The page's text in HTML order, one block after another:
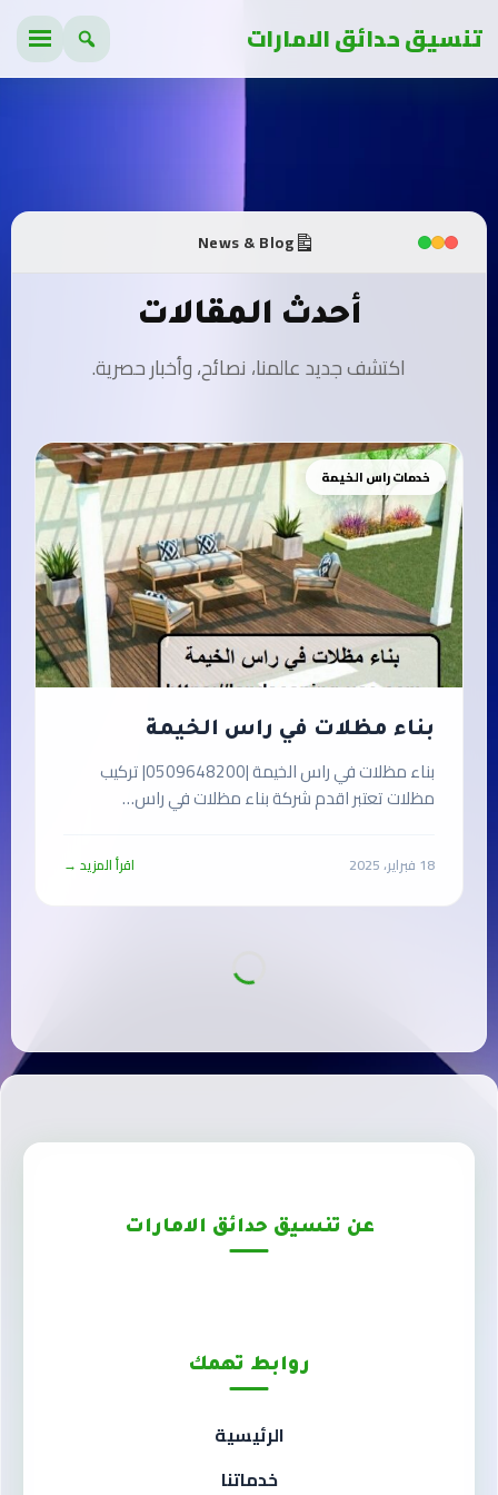
تنسيق حدائق الامارات
News & Blog
أحدث المقالات
اكتشف جديد عالمنا، نصائح، وأخبار حصرية.
خدمات راس الخيمة
بناء مظلات في راس الخيمة
بناء مظلات في راس الخيمة |0509648200| تركيب
مظلات تعتبر اقدم شركة بناء مظلات في راس…
18 فبراير، 2025 اقرأ المزيد →
عن تنسيق حدائق الامارات
روابط تهمك
الرئيسية
خدماتنا